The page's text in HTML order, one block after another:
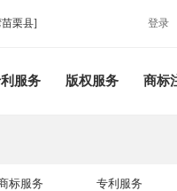
栗县] 登录
服务 版权服务 商标
标服务 专利服务